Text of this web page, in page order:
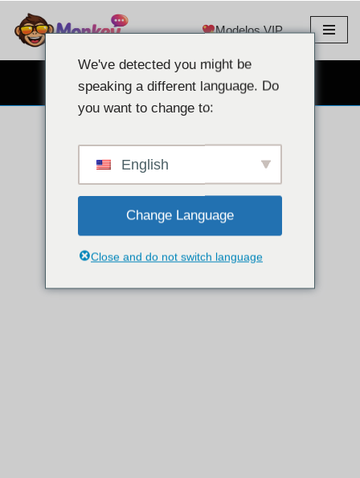
Ir
al
Modelos VIP
CHAT CON CÁMARA WEB GRATUITO
We've detected you might be
speaking a different language. Do
you want to change to:
English
Change Language
Close and do not switch language